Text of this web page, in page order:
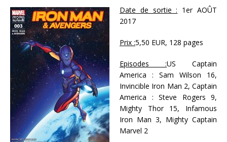
Date de sortie : 1er AOÛT
2017
Prix :5,50 EUR, 128 pages
Episodes :US Captain
America : Sam Wilson 16,
Invincible Iron Man 2, Captain
America : Steve Rogers 9,
Mighty Thor 15, Infamous
Iron Man 3, Mighty Captain
Marvel 2